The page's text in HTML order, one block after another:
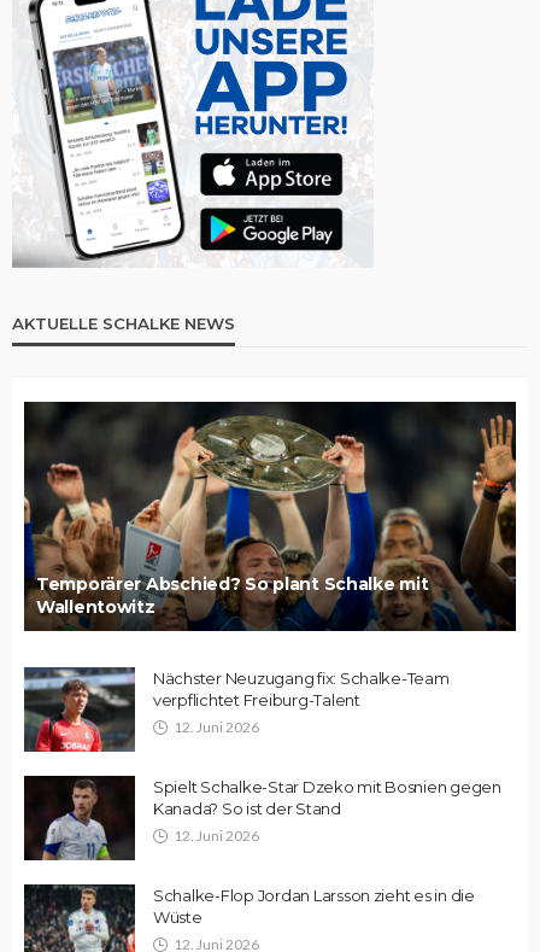
AKTUELLE SCHALKE NEWS
Temporärer Abschied? So plant Schalke mit
Wallentowitz
Nächster Neuzugang fix: Schalke-Team
verpflichtet Freiburg-Talent
12. Juni 2026
Spielt Schalke-Star Dzeko mit Bosnien gegen
Kanada? So ist der Stand
12. Juni 2026
Schalke-Flop Jordan Larsson zieht es in die
Wüste
12. Juni 2026